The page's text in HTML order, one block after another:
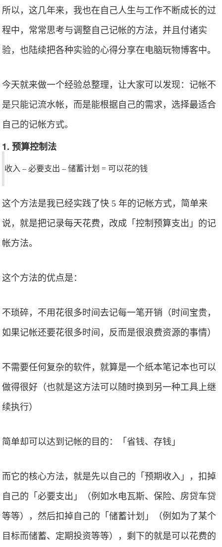
所以，这几年来，我也在自己人生与工作不断成长的过
程中，常常思考与调整自己记帐的方法，并且付诸实
验，也陆续把各种实验的心得分享在电脑玩物博客中。
今天就来做一个经验总整理，让大家可以发现：记帐不
是只能记流水帐，而是能根据自己的需求，选择最适合
自己的记帐方式。
1. 预算控制法
收入 – 必要支出 – 储蓄计划 = 可以花的钱
这个方法是我已经实践了快 5 年的记帐方式，简单来
说，就是把记录每天花费，改成「控制预算支出」的记
帐方法。
这个方法的优点是：
不琐碎，不用花很多时间去记每一笔开销（时间宝贵，
如果记帐还要花很多时间，反而是很浪费资源的事情）
不需要任何复杂的软件，就算是一个纸本笔记本也可以
做得很好（也就是这方法可以随时换到另一种工具上继
续执行）
简单却可以达到记帐的目的：「省钱、存钱」
而它的核心方法，就是先以自己的「预期收入」，扣掉
自己的「必要支出」（例如水电瓦斯、保险、房贷车贷
等等），然后扣掉自己的「储蓄计划」（例如为了某个
目标而储蓄、定期投资等等），剩下的就是可以花费的